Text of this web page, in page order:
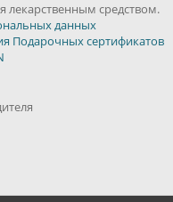
лекарственным средством.
данных
Подарочных сертификатов